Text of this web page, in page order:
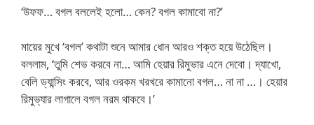
‘উফফ… বগল বললেই হলো… কেন? বগল কামাবো না?’
মায়ের মুখে ‘বগল’ কথাটা শুনে আমার ধোন আরও শক্ত হয়ে উঠেছিল।
বললাম, ‘তুমি শেভ করবে না… আমি হেয়ার রিমুভার এনে দেবো। দ্যাখো,
বেলি ড্যান্সিং করবে, আর ওরকম খরখরে কামানো বগল… না না …। হেয়ার
রিমুভ্যার লাগালে বগল নরম থাকবে।’